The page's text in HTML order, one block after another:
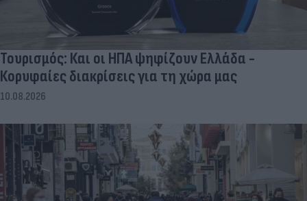
Τουρισμός: Και οι ΗΠΑ ψηφίζουν Ελλάδα -
Κορυφαίες διακρίσεις για τη χώρα μας
10.08.2026